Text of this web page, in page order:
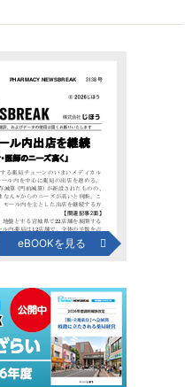
eBOOKを見る